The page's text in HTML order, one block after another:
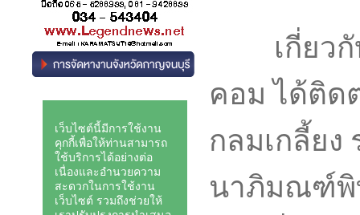
เกี่ยวกับ
คอม ได้ติด
กลมเกลี้ยง
นาภิมณฑ์พิ